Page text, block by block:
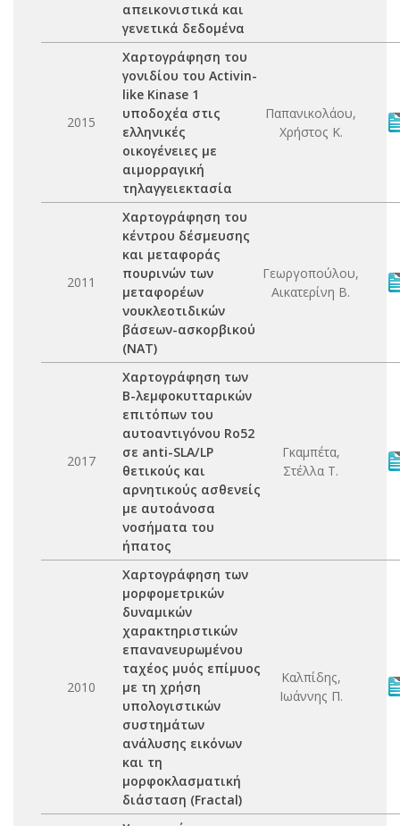
απεικονιστικά και
γενετικά δεδομένα
2015
Χαρτογράφηση του
γονιδίου του Activin-
like Kinase 1
υποδοχέα στις
ελληνικές
οικογένειες με
αιμορραγική
τηλαγγειεκτασία
Παπανικολάου,
Χρήστος Κ.
2011
Χαρτογράφηση του
κέντρου δέσμευσης
και μεταφοράς
πουρινών των
μεταφορέων
νουκλεοτιδικών
βάσεων-ασκορβικού
(ΝΑΤ)
Γεωργοπούλου,
Αικατερίνη Β.
2017
Χαρτογράφηση των
Β-λεμφοκυτταρικών
επιτόπων του
αυτοαντιγόνου Ro52
σε anti-SLA/LP
θετικούς και
αρνητικούς ασθενείς
με αυτοάνοσα
νοσήματα του
ήπατος
Γκαμπέτα,
Στέλλα Τ.
2010
Χαρτογράφηση των
μορφομετρικών
δυναμικών
χαρακτηριστικών
επανανευρωμένου
ταχέος μυός επίμυος
με τη χρήση
υπολογιστικών
συστημάτων
ανάλυσης εικόνων
και τη
μορφοκλασματική
διάσταση (Fractal)
Καλπίδης,
Ιωάννης Π.